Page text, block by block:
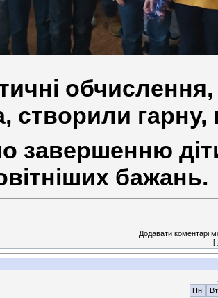
створили
завершенню
бажань.
Додавати коментарі
[
Пн
Вт